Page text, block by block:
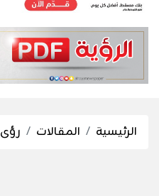
الرئيسية المقالات رؤى